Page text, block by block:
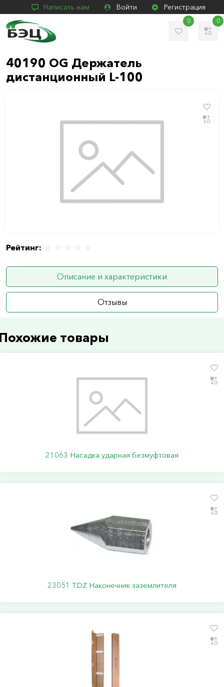
Написать нам Войти Регистрация
0 0
40190 ОG Держатель
дистанционный L-100
Рейтинг:
Описание и характеристики
Отзывы
товары
21063 Насадка ударная безмуфтовая
23051 TDZ Наконечник заземлителя